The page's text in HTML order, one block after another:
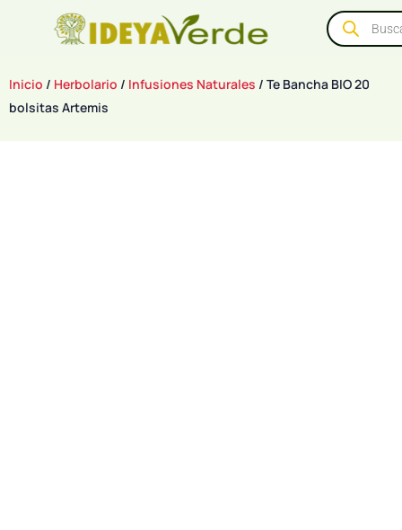
Inicio / Herbolario / Infusiones Naturales / Te Bancha BIO 20
bolsitas Artemis